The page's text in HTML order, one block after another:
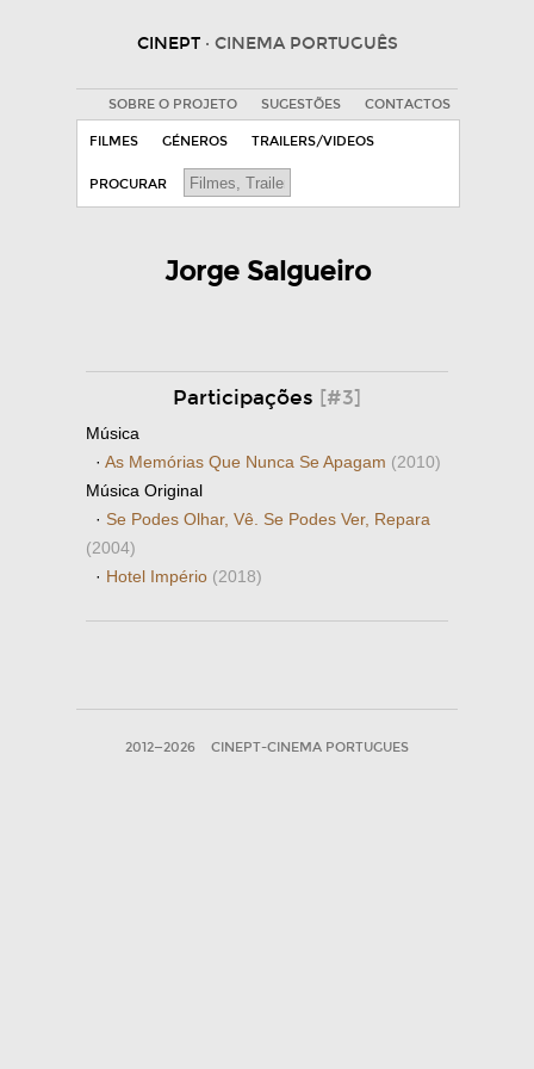
CINEPT · CINEMA PORTUGUÊS
SOBRE O PROJETO SUGESTÕES CONTACTOS
FILMES GÉNEROS TRAILERS/VIDEOS
PROCURAR
Jorge Salgueiro
Participações [#3]
Música
· As Memórias Que Nunca Se Apagam (2010)
Música Original
· Se Podes Olhar, Vê. Se Podes Ver, Repara
(2004)
· Hotel Império (2018)
2012—2026 CINEPT-CINEMA PORTUGUES